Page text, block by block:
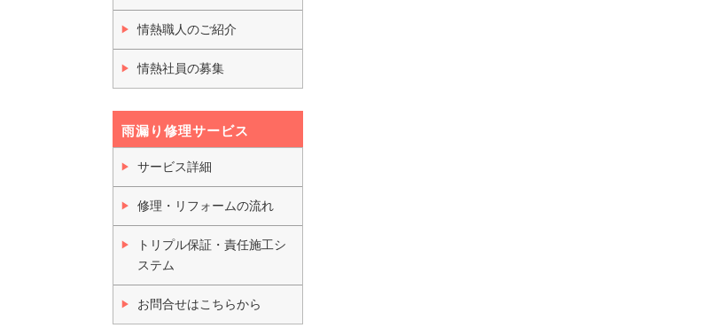
情熱職人のご紹介
情熱社員の募集
雨漏り修理サービス
サービス詳細
修理・リフォームの流れ
トリプル保証・責任施工シ
ステム
お問合せはこちらから